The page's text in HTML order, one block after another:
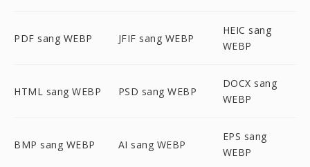
PDF sang WEBP JFIF sang WEBP
HEIC sang
WEBP
HTML sang WEBP PSD sang WEBP
DOCX sang
WEBP
BMP sang WEBP AI sang WEBP
EPS sang
WEBP